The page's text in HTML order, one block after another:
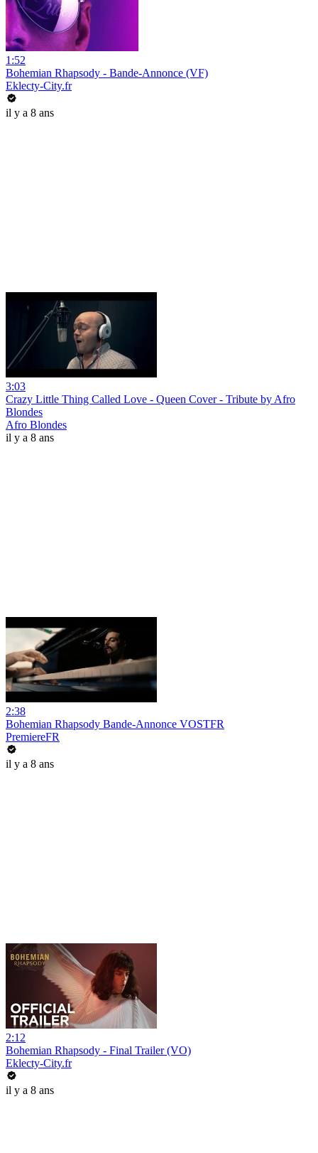
1:52
Bohemian Rhapsody - Bande-Annonce (VF)
Eklecty-City.fr
il y a 8 ans
3:03
Crazy Little Thing Called Love - Queen Cover - Tribute by Afro
Blondes
Afro Blondes
il y a 8 ans
2:38
Bohemian Rhapsody Bande-Annonce VOSTFR
PremiereFR
il y a 8 ans
2:12
Bohemian Rhapsody - Final Trailer (VO)
Eklecty-City.fr
il y a 8 ans